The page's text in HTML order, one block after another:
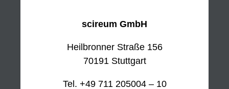
scireum GmbH
Heilbronner Straße 156
70191 Stuttgart
Tel. +49 711 205004 – 10